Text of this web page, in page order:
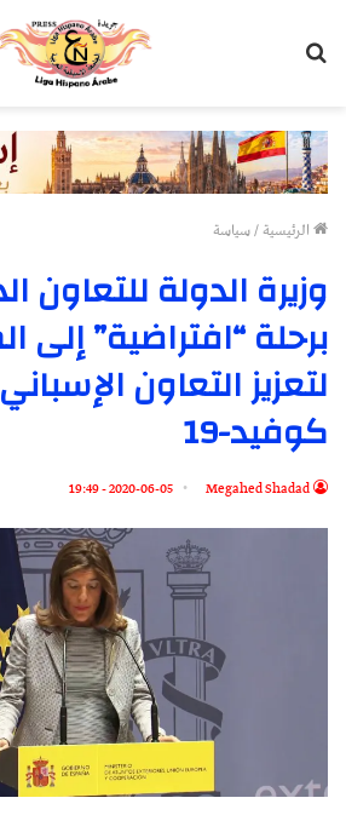
الرئيسية/سياسة
وزيرة الدولة للتعاون
برحلة “افتراضية”
لتعزيز التعاون
كوفيد-19
Megahed Shadad
2020-06-05 - 19:49